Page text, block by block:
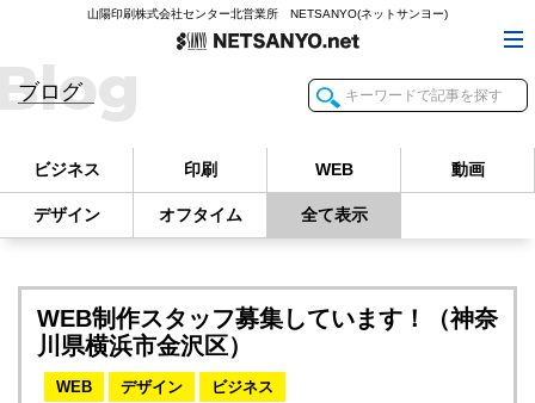
山陽印刷株式会社センター北営業所 NETSANYO(ネットサンヨー)
ブログ
ビジネス 印刷 WEB 動画
デザイン オフタイム 全て表示
WEB制作スタッフ募集しています！（神奈
川県横浜市金沢区）
WEB デザイン ビジネス